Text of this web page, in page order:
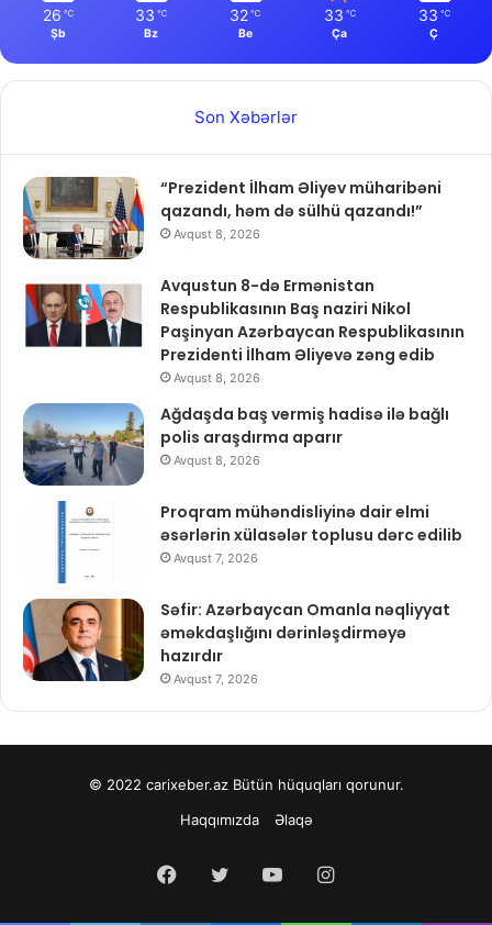
26 ℃
Şb
33 ℃
Bz
32 ℃
Be
33 ℃
Ça
33 ℃
Ç
Son Xəbərlər
“Prezident İlham Əliyev müharibəni
qazandı, həm də sülhü qazandı!”
Avqust 8, 2026
Avqustun 8-də Ermənistan
Respublikasının Baş naziri Nikol
Paşinyan Azərbaycan Respublikasının
Prezidenti İlham Əliyevə zəng edib
Avqust 8, 2026
Ağdaşda baş vermiş hadisə ilə bağlı
polis araşdırma aparır
Avqust 8, 2026
Proqram mühəndisliyinə dair elmi
əsərlərin xülasələr toplusu dərc edilib
Avqust 7, 2026
Səfir: Azərbaycan Omanla nəqliyyat
əməkdaşlığını dərinləşdirməyə
hazırdır
Avqust 7, 2026
© 2022 carixeber.azBütün hüquqları qorunur.
Haqqımızda
Əlaqə
Facebook
Twitter YouTubeInstagram